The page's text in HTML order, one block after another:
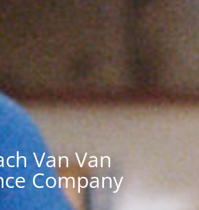
Van Van
Company